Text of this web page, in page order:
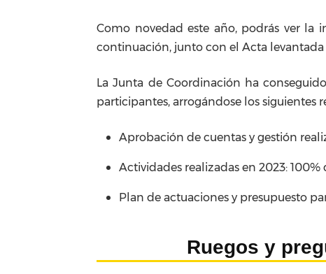
Como novedad este año, podrás ver la
continuación, junto con el Acta levantada
La Junta de Coordinación ha
participantes, arrogándose los siguientes
Aprobación de cuentas y gestión
Actividades realizadas en 2023: 100%
Plan de actuaciones y presupuesto
Ruegos y